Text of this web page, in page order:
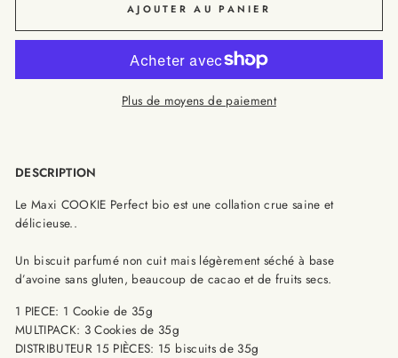
AJOUTER AU PANIER
Plus de moyens de paiement
DESCRIPTION
Le Maxi COOKIE Perfect bio est une collation crue saine et
délicieuse..
Un biscuit parfumé non cuit mais légèrement séché à base
d’avoine sans gluten, beaucoup de cacao et de fruits secs.
1 PIECE: 1 Cookie de 35g
MULTIPACK: 3 Cookies de 35g
DISTRIBUTEUR 15 PIÈCES: 15 biscuits de 35g